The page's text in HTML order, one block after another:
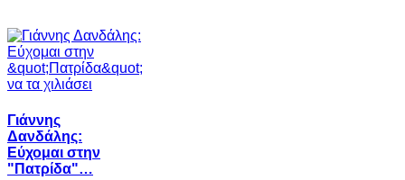
Γιάννης
Δανδάλης:
Εύχομαι στην
"Πατρίδα"…